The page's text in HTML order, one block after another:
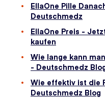
EllaOne Pille
Deutschmedz
EllaOne Preis -
kaufen
Wie lange kann
- Deutschmedz
Wie effektiv ist die
Deutschmedz Blog